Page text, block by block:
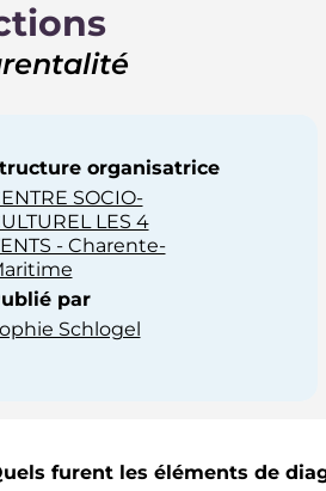
organisatrice
SOCIO-
LES 4
- Charente-
par
Schlogel
furent les éléments de